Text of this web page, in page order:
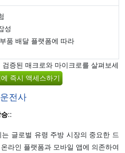
성
품 배달 플랫폼에 따라
증된 매크로와 마이크로를 살펴보세
즉시 액세스하기
전사
::
글로벌 유령 주방 시장의 중요한 드
라인 플랫폼과 모바일 앱에 의존하여